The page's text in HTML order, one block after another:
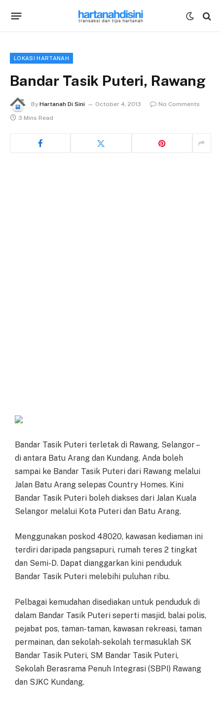
LOKASI HARTANAH
Bandar Tasik Puteri, Rawang
By Hartanah Di Sini October 4, 2013
No Comments
3 Mins Read
Bandar Tasik Puteri terletak di Rawang, Selangor –
di antara Batu Arang dan Kundang. Anda boleh
sampai ke Bandar Tasik Puteri dari Rawang melalui
Jalan Batu Arang selepas Country Homes. Kini
Bandar Tasik Puteri boleh diakses dari Jalan Kuala
Selangor melalui Kota Puteri dan Batu Arang.
Menggunakan poskod 48020, kawasan kediaman ini
terdiri daripada pangsapuri, rumah teres 2 tingkat
dan Semi-D. Dapat dianggarkan kini penduduk
Bandar Tasik Puteri melebihi puluhan ribu.
Pelbagai kemudahan disediakan untuk penduduk di
dalam Bandar Tasik Puteri seperti masjid, balai polis,
pejabat pos, taman-taman, kawasan rekreasi, taman
permainan, dan sekolah-sekolah termasuklah SK
Bandar Tasik Puteri, SM Bandar Tasik Puteri,
Sekolah Berasrama Penuh Integrasi (SBPI) Rawang
dan SJKC Kundang.